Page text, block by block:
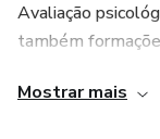
Avaliação
também
Mostrar mais